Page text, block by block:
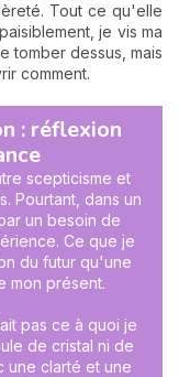
Tout ce qu'elle
je vis ma
tomber dessus, mais
comment.
: réflexion
scepticisme et
Pourtant, dans un
un besoin de
Ce que je
du futur qu'une
mon présent.
pas ce à quoi je
de cristal ni de
une clarté et une